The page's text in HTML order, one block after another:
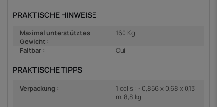
PRAKTISCHE HINWEISE
Maximal unterstütztes
Gewicht :
160 Kg
Faltbar :
Oui
PRAKTISCHE TIPPS
Verpackung :
1 colis : - 0,856 x 0,68 x 0,13
m, 8,8 kg